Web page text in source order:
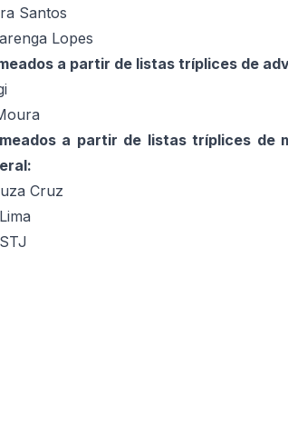
Santos
Lopes
a partir de listas tríplices de
a partir de listas tríplices de
Cruz